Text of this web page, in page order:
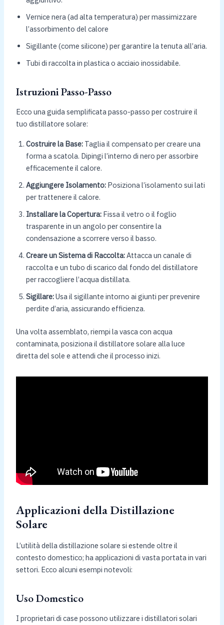
Vernice nera (ad alta temperatura) per massimizzare
l’assorbimento del calore
Sigillante (come silicone) per garantire la tenuta all’aria.
Tubi di raccolta in plastica o acciaio inossidabile.
Istruzioni Passo-Passo
Ecco una guida semplificata passo-passo per costruire il
tuo distillatore solare:
Costruire la Base:Taglia il compensato per creare una
forma a scatola. Dipingi l’interno di nero per assorbire
efficacemente il calore.
Aggiungere Isolamento:Posiziona l’isolamento sui lati
per trattenere il calore.
Installare la Copertura:Fissa il vetro o il foglio
trasparente in un angolo per consentire la
condensazione a scorrere verso il basso.
Creare un Sistema di Raccolta:Attacca un canale di
raccolta e un tubo di scarico dal fondo del distillatore
per raccogliere l’acqua distillata.
Sigillare:Usa il sigillante intorno ai giunti per prevenire
perdite d’aria, assicurando efficienza.
Una volta assemblato, riempi la vasca con acqua
contaminata, posiziona il distillatore solare alla luce
diretta del sole e attendi che il processo inizi.
Applicazioni della Distillazione
Solare
L’utilità della distillazione solare si estende oltre il
contesto domestico; ha applicazioni di vasta portata in vari
settori. Ecco alcuni esempi notevoli:
Uso Domestico
I proprietari di case possono utilizzare i distillatori solari